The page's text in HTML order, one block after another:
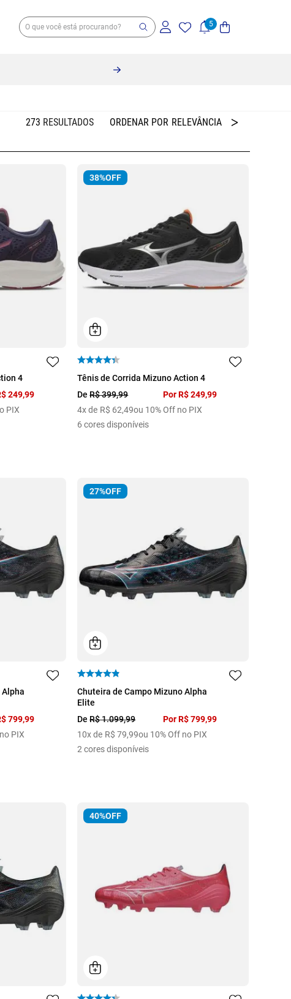
273 RELEVÂNCIA
37
4
249,99
PIX
38%OFF
43
Tênis de Corrida Mizuno Action 4
DeR$399,99 PorR$ 249,99
4x de R$ 62,49ou 10% Off no PIX
6 cores disponíveis
799,99
PIX
27%OFF
39
Chuteira de Campo Mizuno Alpha
Elite
DeR$1.099,99 PorR$ 799,99
10x de R$ 79,99ou 10% Off no PIX
2 cores disponíveis
40%OFF